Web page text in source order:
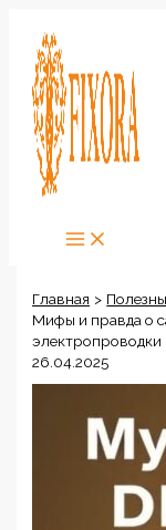
содержимому
Главная
Мифы и правда о
электропроводки
26.04.2025